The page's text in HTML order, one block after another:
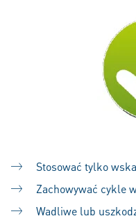
Stosować tylko
Zachowywać cykle
Wadliwe lub